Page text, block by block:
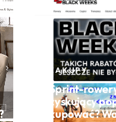
ZAKUPY
Sprint-
zyskujący
kupować?